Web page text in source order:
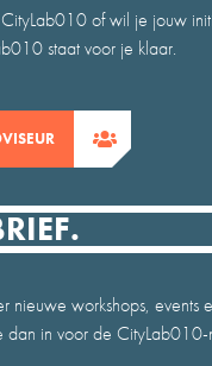
of wil je jouw
staat voor je klaar.
nieuwe workshops, events
dan in voor de CityLab010-